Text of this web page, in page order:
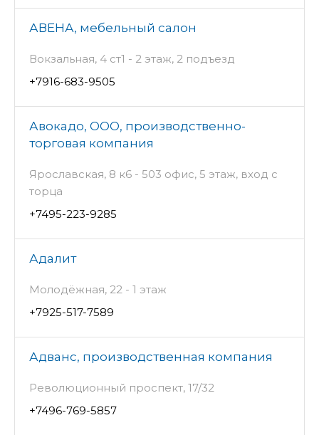
АВЕНА, мебельный салон
Вокзальная, 4 ст1 - 2 этаж, 2 подъезд
+7916-683-9505
Авокадо, ООО, производственно-
торговая компания
Ярославская, 8 к6 - 503 офис, 5 этаж, вход с
торца
+7495-223-9285
Адалит
Молодёжная, 22 - 1 этаж
+7925-517-7589
Адванс, производственная компания
Революционный проспект, 17/32
+7496-769-5857